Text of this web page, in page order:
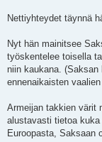
Nettiyhteydet täynnä
Nyt hän mainitsee
työskentelee toisella
niin kaukana.
ennenaikaisten
Armeijan takkien värit
alustavasti tietoa
Euroopasta, Saksaan